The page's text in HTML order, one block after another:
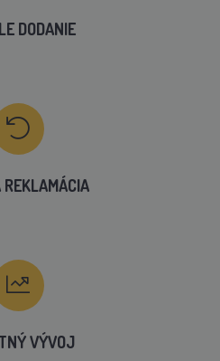
DODANIE
REKLAMÁCIA
VÝVOJ